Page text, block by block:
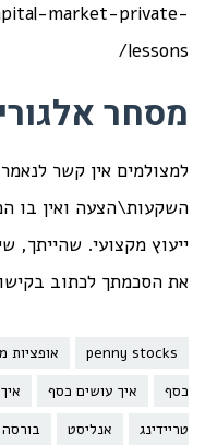
market-private-
lessons/
מסחר
למצולמים אין קשר
השקעות\הצעה ואין בו
ייעוץ מקצועי. שהייתך,
את הסכמתך לכתוב
penny stocks אופציות
כסף
איך עושים כסף
טריידינג
אנליסט בורסה